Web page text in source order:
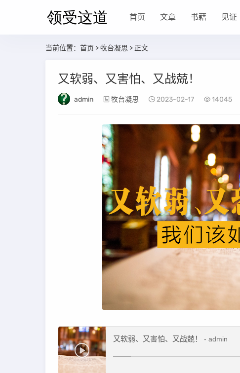
首页 文章 书藉 见证
当前位置： 首页 >牧台凝思 > 正文
又软弱、又害怕、又战兢！
admin 牧台凝思 2023-02-17 14045
又软弱、又害怕、又战兢！ - admin